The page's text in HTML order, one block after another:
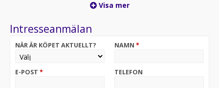
Visa mer
Intresseanmälan
NÄR ÄR KÖPET AKTUELLT? NAMN *
E-POST * TELEFON